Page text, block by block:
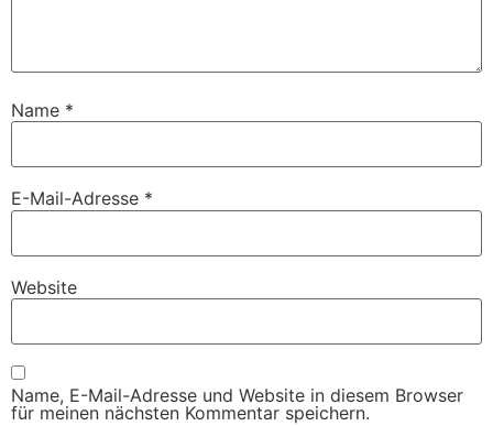
Name *
E-Mail-Adresse *
Website
Name, E-Mail-Adresse und Website in diesem Browser
für meinen nächsten Kommentar speichern.